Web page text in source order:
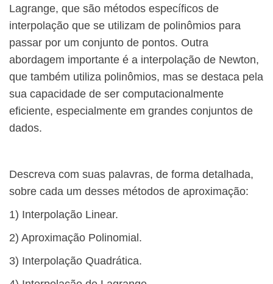
Lagrange, que são métodos específicos de
interpolação que se utilizam de polinômios para
passar por um conjunto de pontos. Outra
abordagem importante é a interpolação de Newton,
que também utiliza polinômios, mas se destaca pela
sua capacidade de ser computacionalmente
eficiente, especialmente em grandes conjuntos de
dados.
Descreva com suas palavras, de forma detalhada,
sobre cada um desses métodos de aproximação:
1) Interpolação Linear.
2) Aproximação Polinomial.
3) Interpolação Quadrática.